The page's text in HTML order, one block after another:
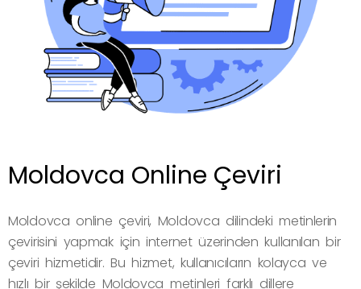
Moldovca Online Çeviri
Moldovca online çeviri, Moldovca dilindeki metinlerin
çevirisini yapmak için internet üzerinden kullanılan bir
çeviri hizmetidir. Bu hizmet, kullanıcıların kolayca ve
hızlı bir şekilde Moldovca metinleri farklı dillere